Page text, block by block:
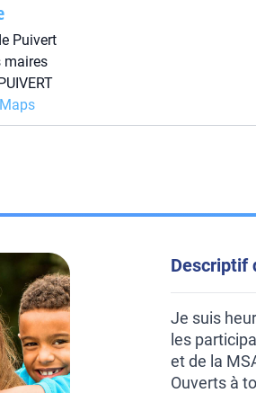
Puivert
maires
Descriptif
Je suis
les
et de la
Ouverts à